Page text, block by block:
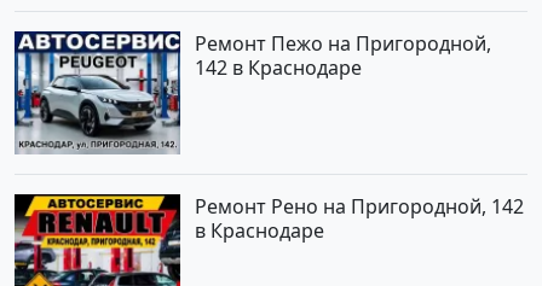
Ремонт Пежо на Пригородной,
142 в Краснодаре
Ремонт Рено на Пригородной, 142
в Краснодаре